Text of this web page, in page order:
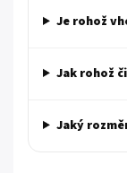
Je rohož
Jak rohož
Jaký